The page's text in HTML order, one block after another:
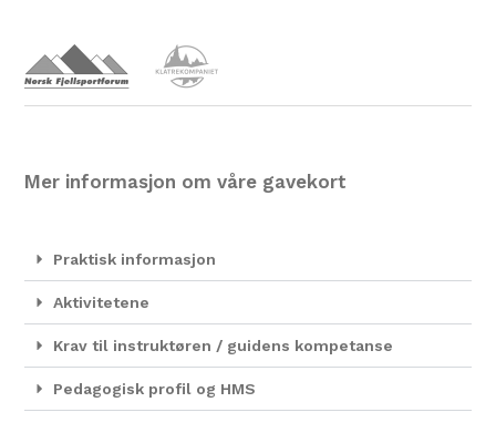
Mer informasjon om våre gavekort
Praktisk informasjon
Aktivitetene
Krav til instruktøren / guidens kompetanse
Pedagogisk profil og HMS